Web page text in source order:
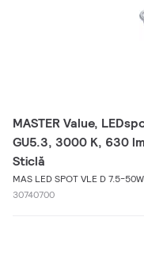
MASTER Value,
GU5.3, 3000 K, 630
Sticlă
MAS LED SPOT VLE D 7.5-
30740700